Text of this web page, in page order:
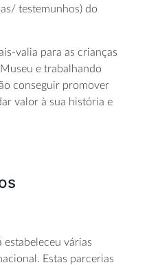
testemunhos) do
valia para as crianças
e trabalhando
conseguir promover
valor à sua história e
estabeleceu várias
Estas parcerias